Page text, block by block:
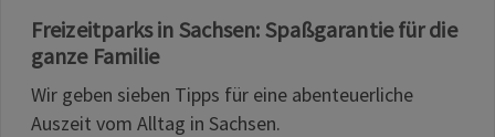
Freizeitparks in Sachsen: Spaßgarantie für die
ganze Familie
Wir geben sieben Tipps für eine abenteuerliche
Auszeit vom Alltag in Sachsen.